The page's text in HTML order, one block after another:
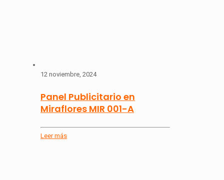
12 noviembre, 2024
Panel Publicitario en
Miraflores MIR 001-A
Leer más